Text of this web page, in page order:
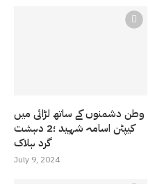
وطن دشمنوں کے ساتھ لڑائی میں
کیپٹن اسامہ شہید ؛2 دہشت
گرد ہلاک
July 9, 2024